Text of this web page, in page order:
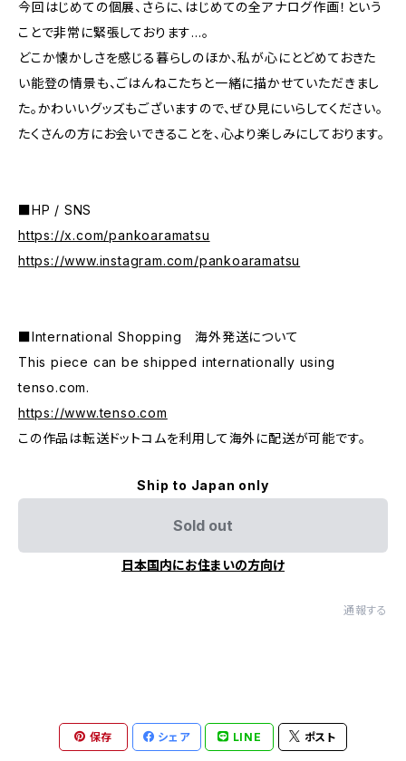
今回はじめての個展、さらに、はじめての全アナログ作画！という
ことで非常に緊張しております…。
どこか懐かしさを感じる暮らしのほか、私が心にとどめておきた
い能登の情景も、ごはんねこたちと一緒に描かせていただきまし
た。かわいいグッズもございますので、ぜひ見にいらしてください。
たくさんの方にお会いできることを、心より楽しみにしております。
■HP / SNS
https://x.com/pankoaramatsu
https://www.instagram.com/pankoaramatsu
■International Shopping 海外発送について
This piece can be shipped internationally using
tenso.com.
https://www.tenso.com
この作品は転送ドットコムを利用して海外に配送が可能です。
Ship to Japan only
Sold out
日本国内にお住まいの方向け
通報する
保存 シェア LINE ポスト